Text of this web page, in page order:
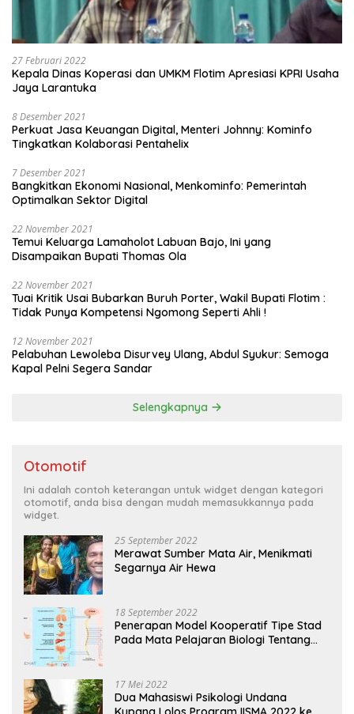
27 Februari 2022
Kepala Dinas Koperasi dan UMKM Flotim Apresiasi KPRI Usaha
Jaya Larantuka
8 Desember 2021
Perkuat Jasa Keuangan Digital, Menteri Johnny: Kominfo
Tingkatkan Kolaborasi Pentahelix
7 Desember 2021
Bangkitkan Ekonomi Nasional, Menkominfo: Pemerintah
Optimalkan Sektor Digital
22 November 2021
Temui Keluarga Lamaholot Labuan Bajo, Ini yang
Disampaikan Bupati Thomas Ola
22 November 2021
Tuai Kritik Usai Bubarkan Buruh Porter, Wakil Bupati Flotim :
Tidak Punya Kompetensi Ngomong Seperti Ahli !
12 November 2021
Pelabuhan Lewoleba Disurvey Ulang, Abdul Syukur: Semoga
Kapal Pelni Segera Sandar
Selengkapnya
Otomotif
Ini adalah contoh keterangan untuk widget dengan kategori
otomotif, anda bisa dengan mudah memasukkannya pada
widget.
25 September 2022
Merawat Sumber Mata Air, Menikmati
Segarnya Air Hewa
18 September 2022
Penerapan Model Kooperatif Tipe Stad
Pada Mata Pelajaran Biologi Tentang
17 Mei 2022
Dua Mahasiswi Psikologi Undana